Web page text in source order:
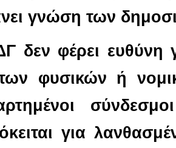
γνώση των
δεν φέρει ευθύνη
φυσικών ή
για